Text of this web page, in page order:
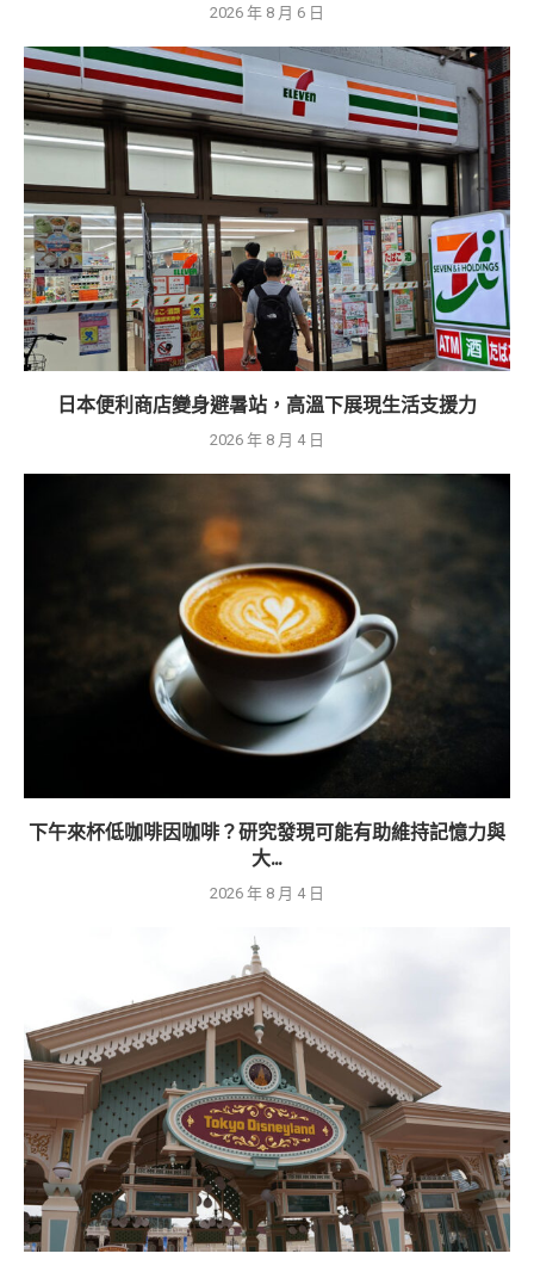
2026 年 8 月 6 日
日本便利商店變身避暑站，高溫下展現生活支援力
2026 年 8 月 4 日
下午來杯低咖啡因咖啡？研究發現可能有助維持記憶力與
大...
2026 年 8 月 4 日